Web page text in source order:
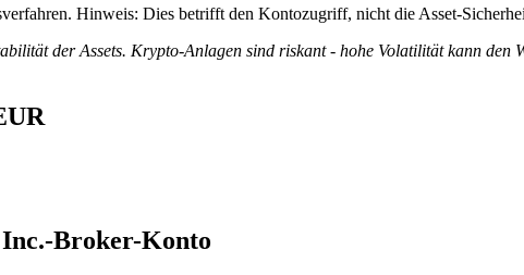
Hinweis: Dies betrifft den Kontozugriff, nicht die Asset-
der Assets. Krypto-Anlagen sind riskant - hohe Volatilität kann den
Broker-Konto